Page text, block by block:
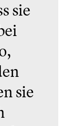
sie
sie